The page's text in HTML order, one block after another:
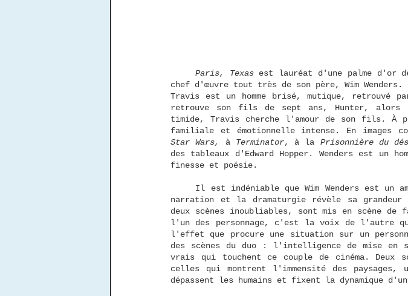
	Paris, Texas
est lauréat d'une palme d'or
chef d'œuvre tout très de son père, Wim Wenders.
Travis est un homme brisé, mutique, retrouvé
retrouve son fils de sept ans, Hunter, alors
timide, Travis cherche l'amour de son fils. À
familiale et émotionnelle intense. En images
Star Wars,
à Terminator, à la Prisonnière du
des tableaux d'Edward Hopper. Wenders est un
finesse et poésie.
narration et la dramaturgie révèle sa
deux scènes inoubliables, sont mis en scène de
l'un des personnage, c'est la voix de l'autre
l'effet que procure une situation sur un
des scènes du duo : l'intelligence de mise en
vrais qui touchent ce couple de cinéma.
celles qui montrent l'immensité des
dépassent les humains et fixent la dynamique